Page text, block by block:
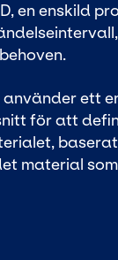
en enskild
använder ett
för att
material